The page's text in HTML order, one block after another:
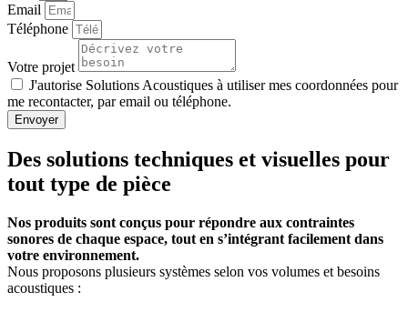
Email
Téléphone
Votre projet
J'autorise Solutions Acoustiques à utiliser mes coordonnées pour
me recontacter, par email ou téléphone.
Envoyer
Des solutions techniques et visuelles pour
tout type de pièce
Nos produits sont conçus pour répondre aux contraintes
sonores de chaque espace, tout en s’intégrant facilement dans
votre environnement.
Nous proposons plusieurs systèmes selon vos volumes et besoins
acoustiques :